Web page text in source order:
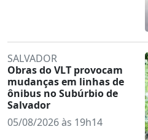
SALVADOR
Obras do VLT provocam
mudanças em linhas de
ônibus no Subúrbio de
Salvador
05/08/2026 às 19h14